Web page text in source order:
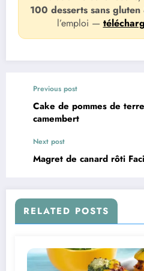
100 desserts sans gluten
l’emploi —
Previous post
Cake de pommes de
camembert
Next post
Magret de canard rôti
RELATED POSTS